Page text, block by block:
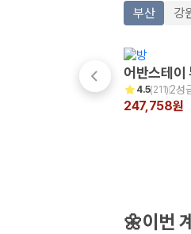
제주렌트카 가격비교 자주
Q. 가족 여행에는 어떤 제주 렌트카
부산 강
어반스테이
4.5(211) 2성
247,758원
🌼이번